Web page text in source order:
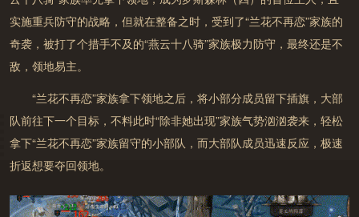
实施重兵防守的战略，但就在整备之时，受到了“兰花不再恋”家族的
奇袭，被打了个措手不及的“燕云十八骑”家族极力防守，最终还是不
敌，领地易主。
“兰花不再恋”家族拿下领地之后，将小部分成员留下插旗，大部
队前往下一个目标， 不料此时“除非她出现”家族气势汹汹袭来，轻松
拿下“兰花不再恋”家族留守的小部队 ，而大部队成员迅速反应，极速
折返想要夺回领地。